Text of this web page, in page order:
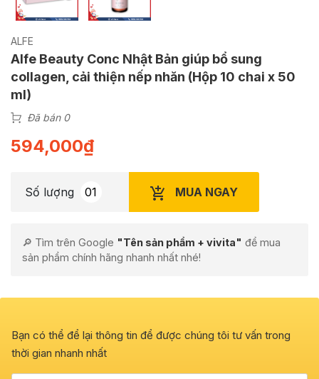
ALFE
Alfe Beauty Conc Nhật Bản giúp bổ sung
collagen, cải thiện nếp nhăn (Hộp 10 chai x 50
ml)
Đã bán 0
594,000₫
Số lượng MUA NGAY
🔎 Tìm trên Google "Tên sản phẩm + vivita" để mua
sản phẩm chính hãng nhanh nhất nhé!
Bạn có thể để lại thông tin để được chúng tôi tư vấn trong
thời gian nhanh nhất